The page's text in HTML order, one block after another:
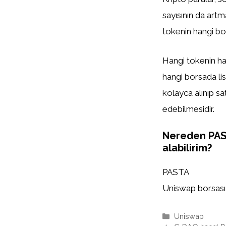
sayısının da
tokenin hangi
Hangi tokenin
hangi borsada
kolayca alınıp
edebilmesidir.
Nereden
alabilirim?
PASTA
Uniswap
Kategoriler
Uniswap